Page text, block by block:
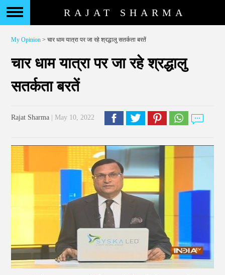
RAJAT SHARMA
My Opinion > चार धाम यात्रा पर जा रहे श्रद्धालु सतर्कता बरतें
चार धाम यात्रा पर जा रहे श्रद्धालु
सतर्कता बरतें
Rajat Sharma | May 10, 2022